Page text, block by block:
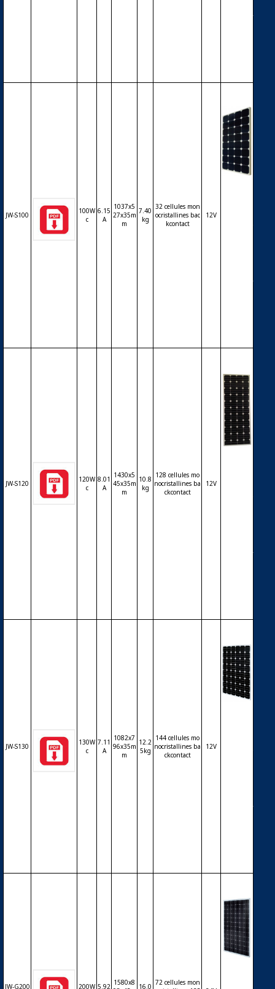
JW-S100
100W
c
6.15
A
1037x5
27x35m
m
7.40
kg
32 cellules mon
ocristallines bac
kcontact
12V
JW-S120
120W
c
8.01
A
1430x5
45x35m
m
10.8
kg
128 cellules mo
nocristallines ba
ckcontact
12V
JW-S130
130W
c
7.11
A
1082x7
96x35m
m
12.2
5kg
144 cellules mo
nocristallines ba
ckcontact
12V
JW-G200
200W 5.92 1580x8 16.0 72 cellules mon